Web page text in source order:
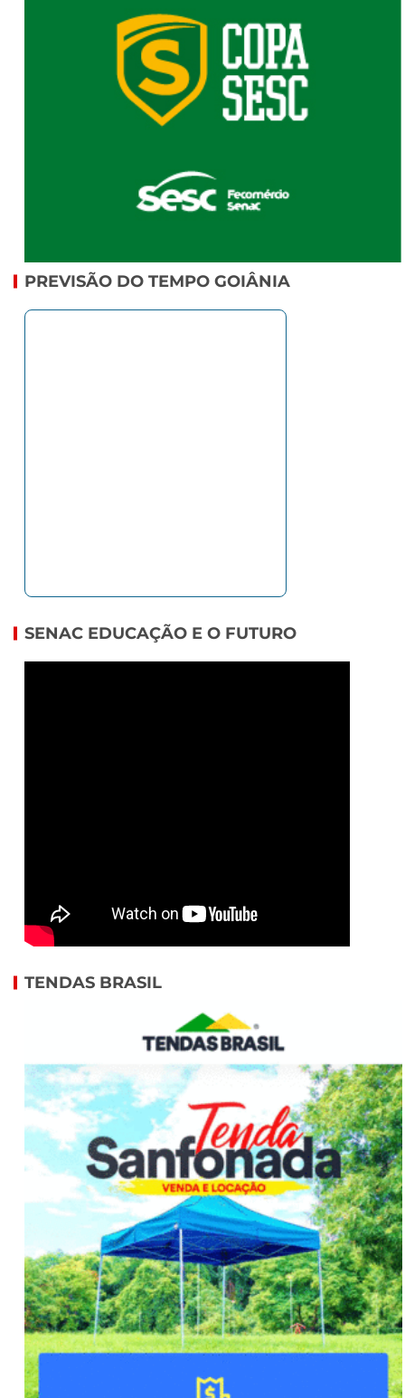
PREVISÃO DO TEMPO GOIÂNIA
SENAC EDUCAÇÃO E O FUTURO
TENDAS BRASIL